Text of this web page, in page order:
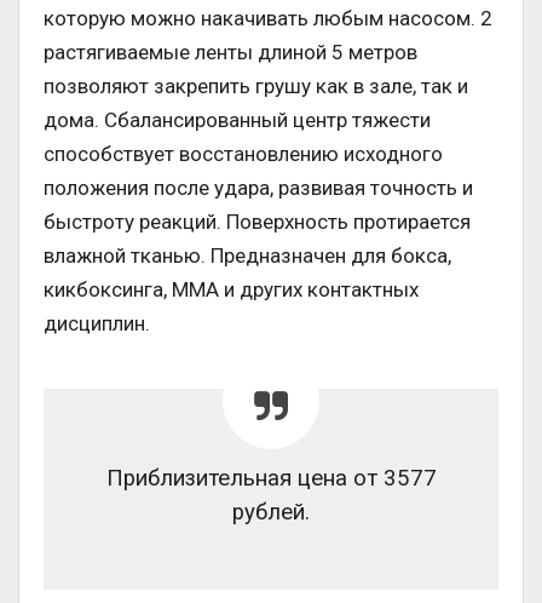
которую можно накачивать любым насосом. 2
растягиваемые ленты длиной 5 метров
позволяют закрепить грушу как в зале, так и
дома. Сбалансированный центр тяжести
способствует восстановлению исходного
положения после удара, развивая точность и
быстроту реакций. Поверхность протирается
влажной тканью. Предназначен для бокса,
кикбоксинга, ММА и других контактных
дисциплин.
Приблизительная цена от 3577
рублей.